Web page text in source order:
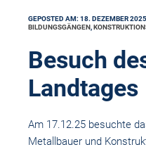
GEPOSTED AM: 18. DEZEMBER
BILDUNGSGÄNGEN,
Besuch
Landtages
Am 17.12.25 besuchte
Metallbauer und